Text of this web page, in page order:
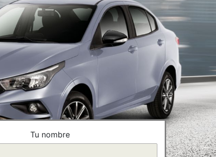
Tu nombre